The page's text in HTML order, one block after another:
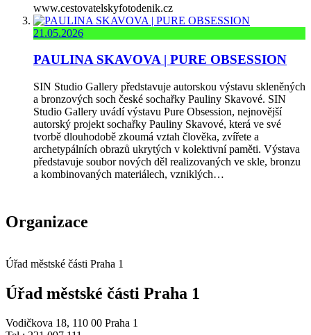
www.cestovatelskyfotodenik.cz
21.05.2026
PAULINA SKAVOVA | PURE OBSESSION
SIN Studio Gallery představuje autorskou výstavu skleněných
a bronzových soch české sochařky Pauliny Skavové. SIN
Studio Gallery uvádí výstavu Pure Obsession, nejnovější
autorský projekt sochařky Pauliny Skavové, která ve své
tvorbě dlouhodobě zkoumá vztah člověka, zvířete a
archetypálních obrazů ukrytých v kolektivní paměti. Výstava
představuje soubor nových děl realizovaných ve skle, bronzu
a kombinovaných materiálech, vzniklých…
Organizace
Úřad městské části Praha 1
Úřad městské části Praha 1
Vodičkova 18, 110 00 Praha 1